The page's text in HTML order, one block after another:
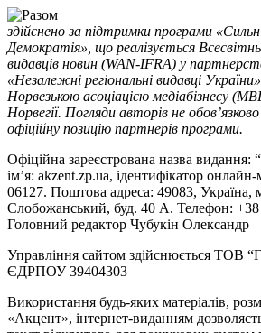
здійснено за підтримки програми
Демократія», що реалізується
видавців новин (WAN-IFRA) у
«Незалежні регіональні видавці
Норвезькою асоціацією медіабізнесу
Норвегії. Погляди авторів не
офіційну позицію партнерів програми.
Офіційна зареєстрована назва
ім’я: akzent.zp.ua, ідентифікатор онлайн-
06127. Поштова адреса: 49083, Україна,
Слобожанський, буд. 40 А. Телефон:
Головний редактор Чубукін Олександр
Управління сайтом здійснюється ТОВ
ЄДРПОУ 39404303
Використання будь-яких матеріалів,
«Акцент», інтернет-виданням